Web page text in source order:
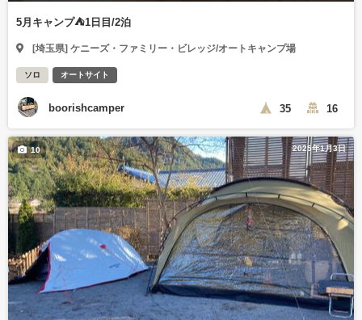
5月キャンプ⛺️1日目/2泊
[埼玉県] ケニーズ・ファミリー・ビレッジ/オートキャンプ場
ソロ オートサイト
boorishcamper 35 16
2025年1月3日
10